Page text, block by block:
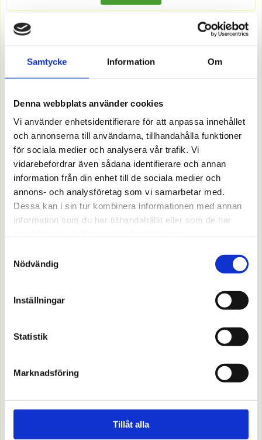
Samtycke Information Om
Denna webbplats använder cookies
Vi använder enhetsidentifierare för att anpassa innehållet
och annonserna till användarna, tillhandahålla funktioner
för sociala medier och analysera vår trafik. Vi
vidarebefordrar även sådana identifierare och annan
information från din enhet till de sociala medier och
annons- och analysföretag som vi samarbetar med.
Dessa kan i sin tur kombinera informationen med annan
information som du har tillhandahållit eller som de har
Nödvändig
Inställningar
Statistik
Marknadsföring
Tillåt alla
1892107
Vipptryckkn X 1-pol sv
Matt svart
Offereras